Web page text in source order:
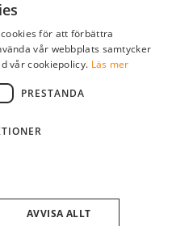
ditt företag.
för att förbättra
vår webbplats samtycker
vår cookiepolicy. Läs mer
PRESTANDA
AVVISA ALLT